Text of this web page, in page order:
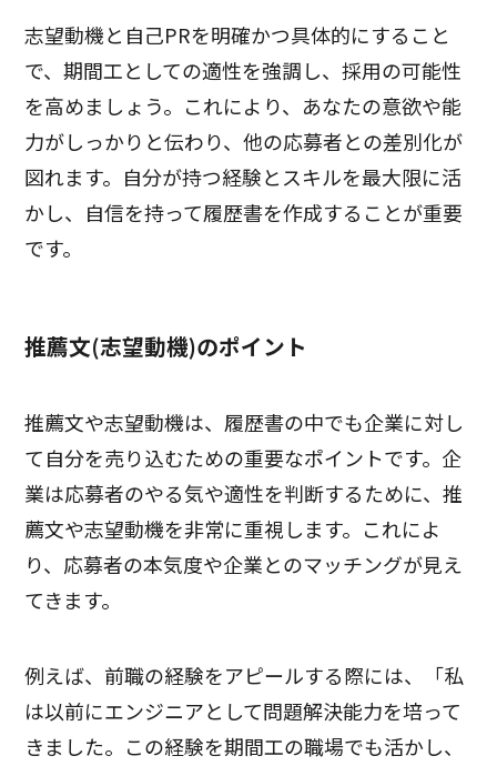
志望動機と自己PRを明確かつ具体的にすること
で、期間工としての適性を強調し、採用の可能性
を高めましょう。これにより、あなたの意欲や能
力がしっかりと伝わり、他の応募者との差別化が
図れます。自分が持つ経験とスキルを最大限に活
かし、自信を持って履歴書を作成することが重要
です。
推薦文(志望動機)のポイント
推薦文や志望動機は、履歴書の中でも企業に対し
て自分を売り込むための重要なポイントです。企
業は応募者のやる気や適性を判断するために、推
薦文や志望動機を非常に重視します。これによ
り、応募者の本気度や企業とのマッチングが見え
てきます。
例えば、前職の経験をアピールする際には、「私
は以前にエンジニアとして問題解決能力を培って
きました。この経験を期間工の職場でも活かし、